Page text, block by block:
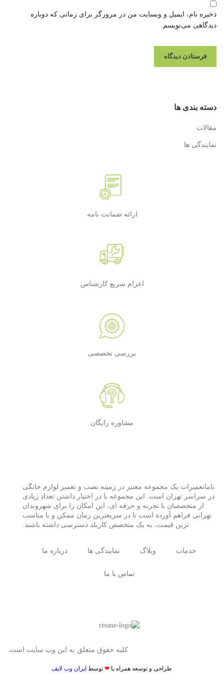
ذخیره نام، ایمیل و وبسایت من در مرورگر برای زمانی که دوباره
دیدگاهی می‌نویسم.
دسته بندی ها
مقالات
نمایندگی ها
ارائه ضمانت نامه
اعزام سریع کارشناس
بررسی تخصصی
مشاوره رایگان
باماتعمیرات یک مجموعه معتبر در زمینه نصب و تعمیر لوازم خانگی
در سراسر تهران است. این مجموعه با در اختیار داشتن تعداد زیادی
از متخصصان با تجربه و حرفه ای، این امکان را برای شهروندان
تهرانی فراهم آورده است تا در سریعترین زمان ممکن و با مناسب
ترین قیمت، به یک متخصص کاربلد دسترسی داشته باشند.
خدمات وبلاگ نمایندگی ها درباره ما
تماس با ما
کلیه حقوق متعلق به این وب سایت است.
طراحی و توسعه همراه با ❤توسط ایران وب لایف